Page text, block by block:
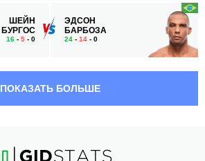
ШЕЙН
БУРГОС
16 - 5 - 0
ЭДСОН
БАРБОЗА
24 - 14 - 0
ПОКАЗАТЬ БОЛЬШЕ